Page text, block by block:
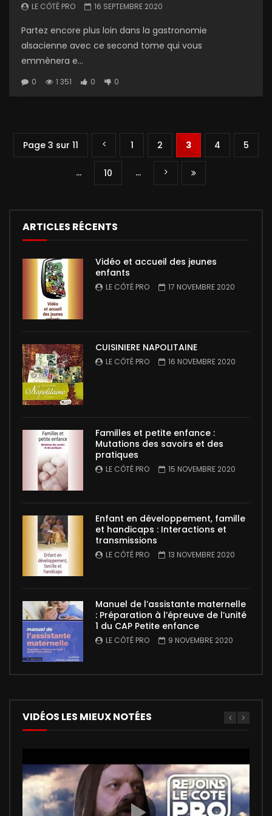
LE CÔTÉ PRO 16 SEPTEMBRE 2020
Partez encore plus loin dans la gastronomie
alsacienne avec ce second tome qui vous
emmènera e...
0 1 351 0 0
Page 3 sur 11 1 2 3 4 5
… 10 …
ARTICLES RÉCENTS
Vidéo et accueil des jeunes
enfants
LE CÔTÉ PRO 17 NOVEMBRE 2020
CUISINIERE NAPOLITAINE
LE CÔTÉ PRO 16 NOVEMBRE 2020
Familles et petite enfance :
Mutations des savoirs et des
pratiques
LE CÔTÉ PRO 15 NOVEMBRE 2020
Enfant en développement, famille
et handicaps : Interactions et
transmissions
LE CÔTÉ PRO 13 NOVEMBRE 2020
Manuel de l’assistante maternelle
: Préparation à l’épreuve de l’unité
1 du CAP Petite enfance
LE CÔTÉ PRO 9 NOVEMBRE 2020
VIDÉOS LES MIEUX NOTÉES